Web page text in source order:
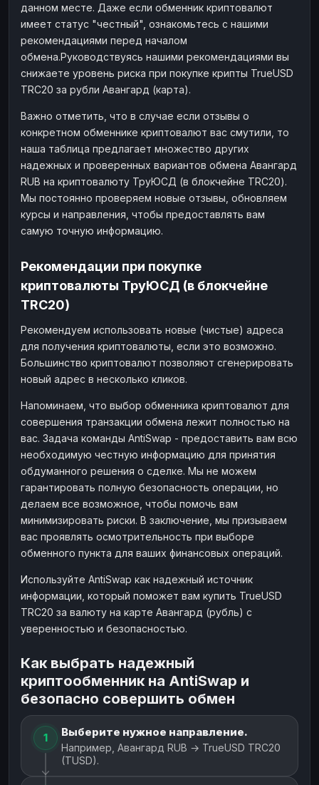
данном месте. Даже если обменник криптовалют
имеет статус "честный", ознакомьтесь с нашими
рекомендациями перед началом
обмена.Руководствуясь нашими рекомендациями вы
снижаете уровень риска при покупке крипты TrueUSD
TRC20 за рубли Авангард (карта).
Важно отметить, что в случае если отзывы о
конкретном обменнике криптовалют вас смутили, то
наша таблица предлагает множество других
надежных и проверенных вариантов обмена Авангард
RUB на криптовалюту ТруЮСД (в блокчейне TRC20).
Мы постоянно проверяем новые отзывы, обновляем
курсы и направления, чтобы предоставлять вам
самую точную информацию.
Рекомендации при покупке
криптовалюты ТруЮСД (в блокчейне
TRC20)
Рекомендуем использовать новые (чистые) адреса
для получения криптовалюты, если это возможно.
Большинство криптовалют позволяют сгенерировать
новый адрес в несколько кликов.
Напоминаем, что выбор обменника криптовалют для
совершения транзакции обмена лежит полностью на
вас. Задача команды AntiSwap - предоставить вам всю
необходимую честную информацию для принятия
обдуманного решения о сделке. Мы не можем
гарантировать полную безопасность операции, но
делаем все возможное, чтобы помочь вам
минимизировать риски. В заключение, мы призываем
вас проявлять осмотрительность при выборе
обменного пункта для ваших финансовых операций.
Используйте AntiSwap как надежный источник
информации, который поможет вам купить TrueUSD
TRC20 за валюту на карте Авангард (рубль) с
уверенностью и безопасностью.
Как выбрать надежный
криптообменник на AntiSwap и
безопасно совершить обмен
1 Выберите нужное направление.
Например, Авангард RUB → TrueUSD TRC20
(TUSD).